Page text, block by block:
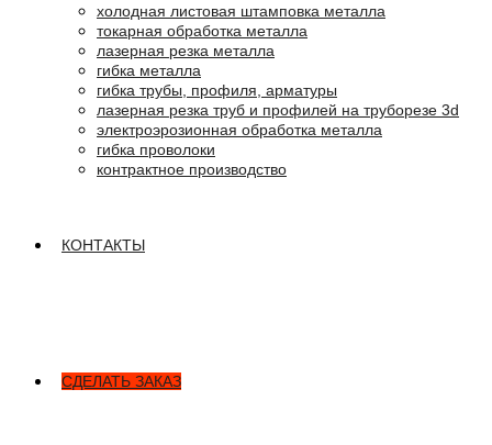
холодная листовая штамповка металла
токарная обработка металла
лазерная резка металла
гибка металла
гибка трубы, профиля, арматуры
лазерная резка труб и профилей на труборезе 3d
электроэрозионная обработка металла
гибка проволоки
контрактное производство
КОНТАКТЫ
СДЕЛАТЬ ЗАКАЗ